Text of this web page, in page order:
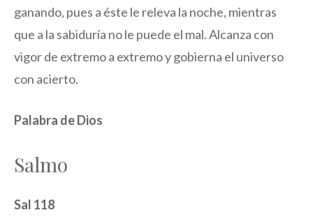
ganando, pues a éste le releva la noche, mientras
que a la sabiduría no le puede el mal. Alcanza con
vigor de extremo a extremo y gobierna el universo
con acierto.
Palabra de Dios
Salmo
Sal 118